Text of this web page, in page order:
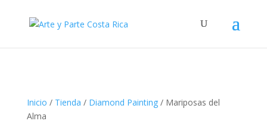
Inicio / Tienda / Diamond Painting/ Mariposas del
Alma